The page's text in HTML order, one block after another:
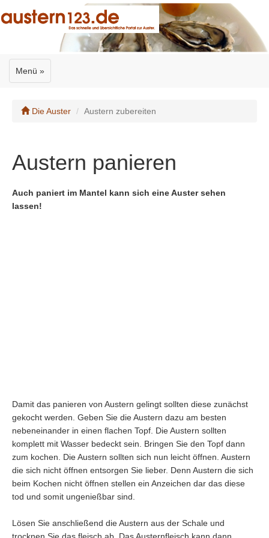
Menü »
Die Auster Austern zubereiten
Austern panieren
Auch paniert im Mantel kann sich eine Auster sehen
lassen!
Damit das panieren von Austern gelingt sollten diese zunächst
gekocht werden. Geben Sie die Austern dazu am besten
nebeneinander in einen flachen Topf. Die Austern sollten
komplett mit Wasser bedeckt sein. Bringen Sie den Topf dann
zum kochen. Die Austern sollten sich nun leicht öffnen. Austern
die sich nicht öffnen entsorgen Sie lieber. Denn Austern die sich
beim Kochen nicht öffnen stellen ein Anzeichen dar das diese
tod und somit ungenießbar sind.
Lösen Sie anschließend die Austern aus der Schale und
trocknen Sie das fleisch ab. Das Austernfleisch kann dann